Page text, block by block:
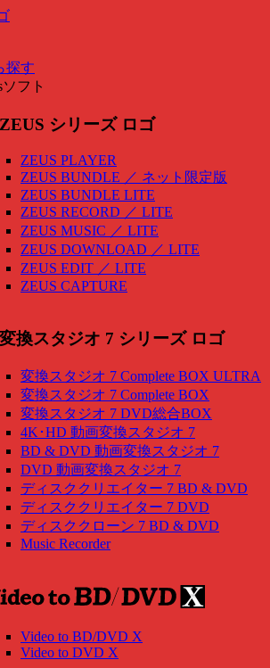
探す
フト
ZEUS PLAYER
ZEUS BUNDLE ／ ネット限定版
ZEUS BUNDLE LITE
ZEUS RECORD ／ LITE
ZEUS MUSIC ／ LITE
ZEUS DOWNLOAD ／ LITE
ZEUS EDIT ／ LITE
ZEUS CAPTURE
変換スタジオ 7 Complete BOX ULTRA
変換スタジオ 7 Complete BOX
変換スタジオ 7 DVD総合BOX
4K･HD 動画変換スタジオ 7
BD & DVD 動画変換スタジオ 7
DVD 動画変換スタジオ 7
ディスククリエイター 7 BD & DVD
ディスククリエイター 7 DVD
ディスククローン 7 BD & DVD
Music Recorder
Video to BD/DVD X
Video to DVD X